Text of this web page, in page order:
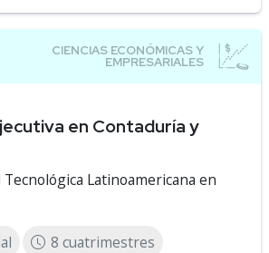
en Contaduría y
Latinoamericana en
8 cuatrimestres